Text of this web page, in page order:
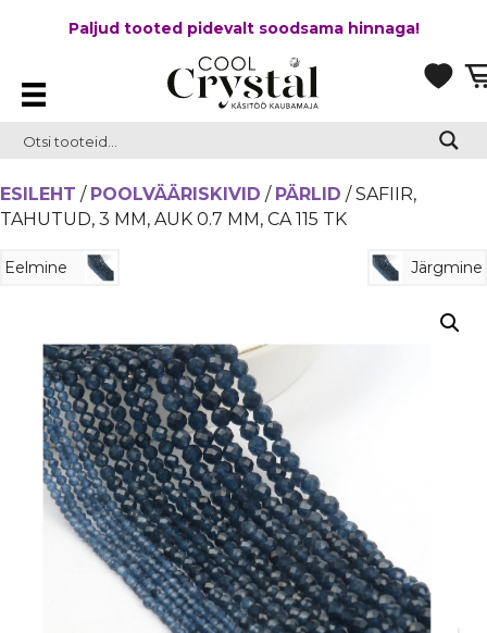
Paljud tooted pidevalt soodsama hinnaga!
ESILEHT / POOLVÄÄRISKIVID / PÄRLID / SAFIIR,
TAHUTUD, 3 MM, AUK 0.7 MM, CA 115 TK
Eelmine Järgmine